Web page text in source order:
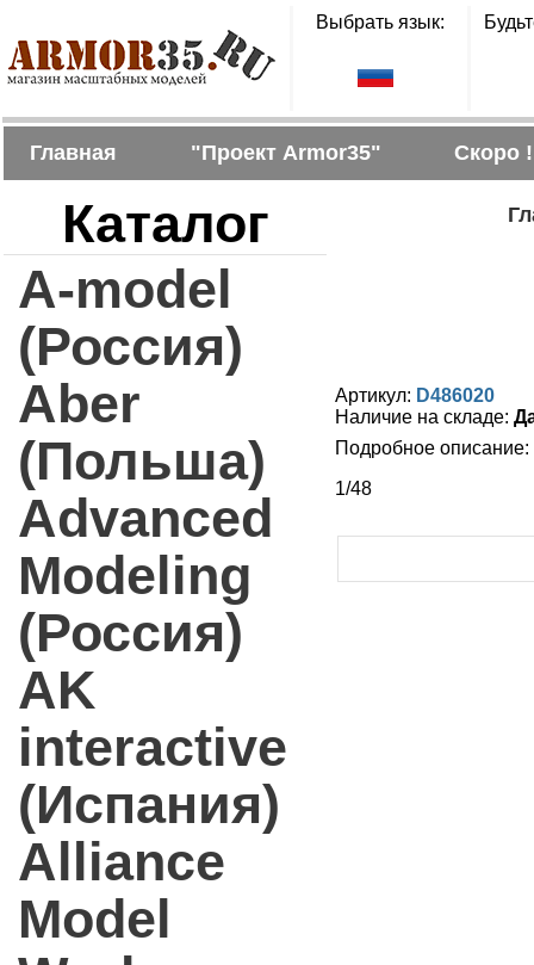
Выбрать язык:
Главная "Проект Armor35" Скоро !
Каталог
A-model
(Россия)
Aber
(Польша)
Advanced
Modeling
(Россия)
AK
interactive
(Испания)
Alliance
Model
Артикул: D486020
Наличие на складе:
Подробное описание:
1/48